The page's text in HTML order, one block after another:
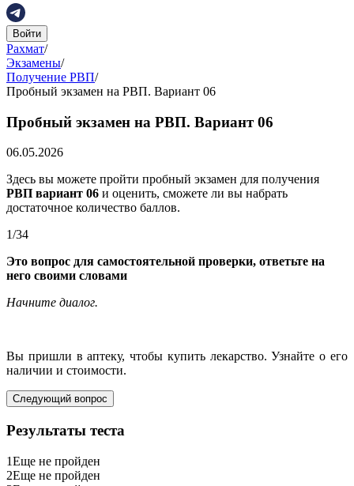
Войти
Рахмат/
Экзамены/
Получение РВП/
Пробный экзамен на РВП. Вариант 06
Пробный экзамен на РВП. Вариант 06
06.05.2026
Здесь вы можете пройти пробный экзамен для получения
РВП вариант 06 и оценить, сможете ли вы набрать
достаточное количество баллов.
1/34
Это вопрос для самостоятельной проверки, ответьте на
него своими словами
Начните диалог.
Вы пришли в аптеку, чтобы купить лекарство. Узнайте о его
наличии и стоимости.
Следующий вопрос
Результаты теста
1Еще не пройден
2Еще не пройден